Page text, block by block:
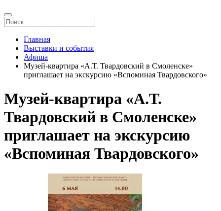
Главная
Выставки и события
Афиша
Музей-квартира «А.Т. Твардовский в Смоленске»
приглашает на экскурсию «Вспоминая Твардовского»
Музей-квартира «А.Т.
Твардовский в Смоленске»
приглашает на экскурсию
«Вспоминая Твардовского»